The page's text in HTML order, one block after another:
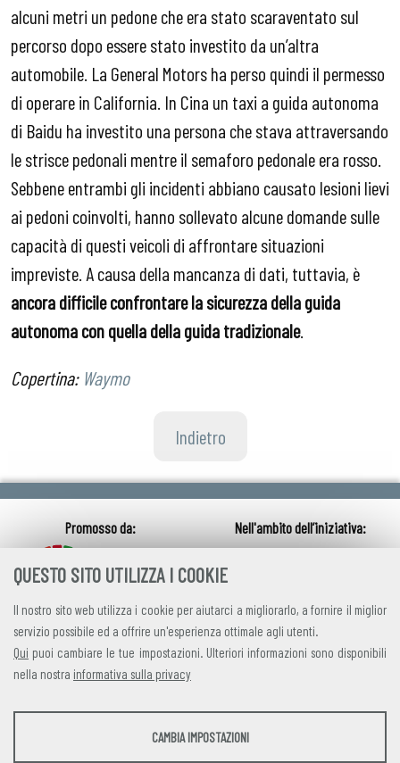
QUESTO SITO UTILIZZA I COOKIE
Il nostro sito web utilizza i cookie per aiutarci a migliorarlo, a fornire il miglior
servizio possibile ed a offrire un'esperienza ottimale agli utenti.
Qui puoi cambiare le tue impostazioni. Ulteriori informazioni sono disponibili
nella nostra informativa sulla privacy
STATISTICHE
CAMBIA IMPOSTAZIONI
alcuni metri un pedone che era stato scaraventato sul
percorso dopo essere stato investito da un’altra
automobile. La General Motors ha perso quindi il permesso
di operare in California. In Cina un taxi a guida autonoma
di Baidu ha investito una persona che stava attraversando
le strisce pedonali mentre il semaforo pedonale era rosso.
Sebbene entrambi gli incidenti abbiano causato lesioni lievi
ai pedoni coinvolti, hanno sollevato alcune domande sulle
capacità di questi veicoli di affrontare situazioni
impreviste. A causa della mancanza di dati, tuttavia, è
ancora difficile confrontare la sicurezza della guida
autonoma con quella della guida tradizionale.
Copertina: Waymo
Indietro
credits|privacy|contatti
Alleanza Italiana per lo Sviluppo Sostenibile